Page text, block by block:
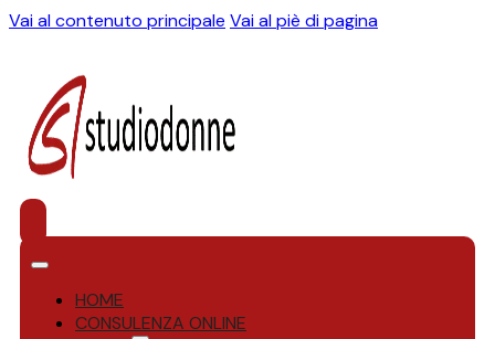
Vai al contenuto principale Vai al piè di pagina
HOME
CONSULENZA ONLINE